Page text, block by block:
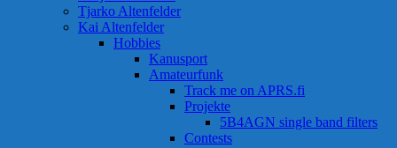
Tjarko Altenfelder
Kai Altenfelder
Hobbies
Kanusport
Amateurfunk
Track me on APRS.fi
Projekte
5B4AGN single band filters
Contests